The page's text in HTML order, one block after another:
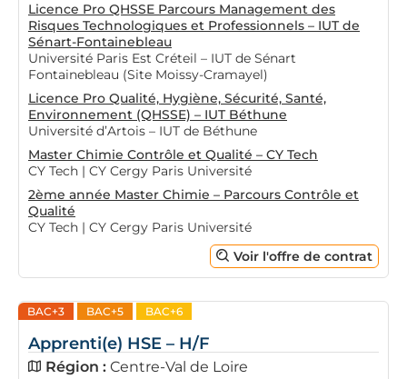
Licence Pro QHSSE Parcours Management des
Risques Technologiques et Professionnels – IUT de
Sénart-Fontainebleau
Université Paris Est Créteil – IUT de Sénart
Fontainebleau (Site Moissy-Cramayel)
Licence Pro Qualité, Hygiène, Sécurité, Santé,
Environnement (QHSSE) – IUT Béthune
Université d’Artois – IUT de Béthune
Master Chimie Contrôle et Qualité – CY Tech
CY Tech | CY Cergy Paris Université
2ème année Master Chimie – Parcours Contrôle et
Qualité
CY Tech | CY Cergy Paris Université
Voir l'offre de contrat
BAC+3 BAC+5 BAC+6
Apprenti(e) HSE – H/F
Région : Centre-Val de Loire